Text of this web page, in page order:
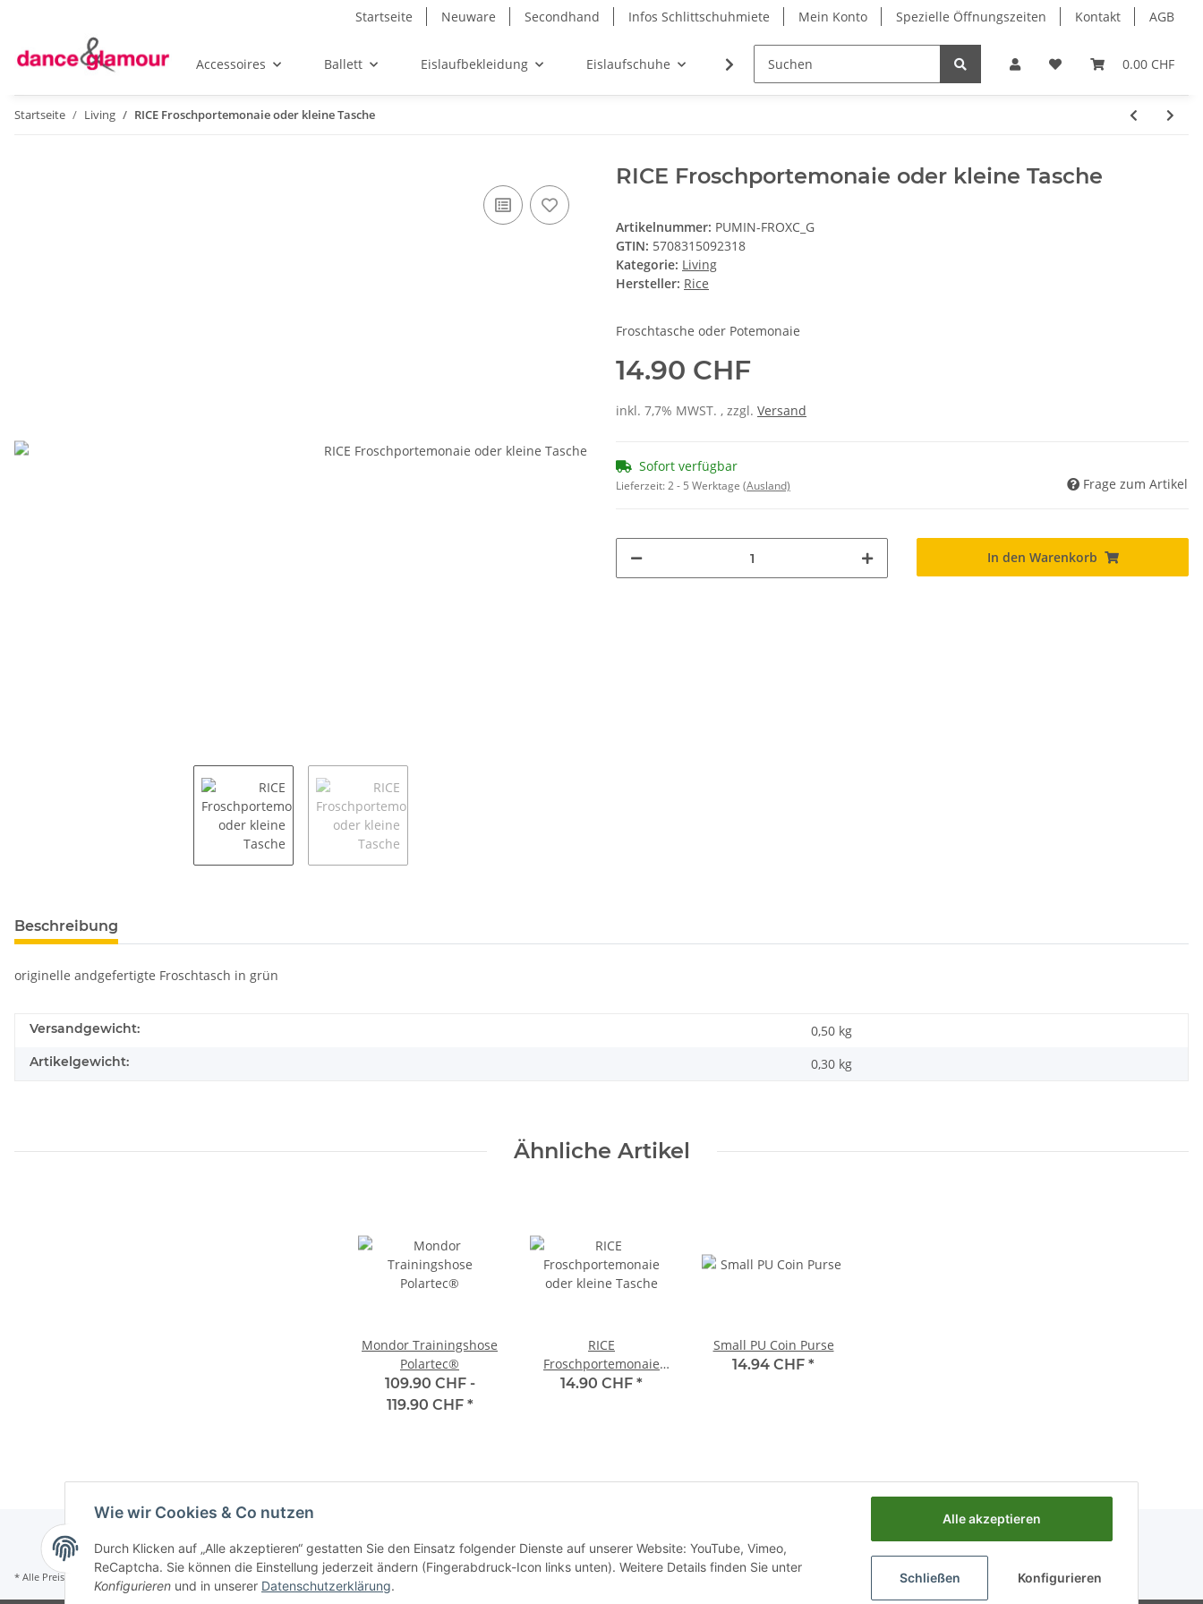
Startseite Neuware Secondhand Infos Schlittschuhmiete Mein Konto Spezielle Öffnungszeiten Kontakt AGB
0.00 CHF
Accessoires Ballett Eislaufbekleidung Eislaufschuhe Gutschein Living
Startseite Living RICE Froschportemonaie oder kleine Tasche
RICE Froschportemonaie oder kleine Tasche
Artikelnummer: PUMIN-FROXC_G
GTIN: 5708315092318
Kategorie: Living
Hersteller: Rice
Froschtasche oder Potemonaie
14.90 CHF
inkl. 7,7% MWST. , zzgl. Versand
Sofort verfügbar
Lieferzeit:2 - 5 Werktage (Ausland) Frage zum Artikel
In den Warenkorb
Beschreibung
originelle andgefertigte Froschtasch in grün
Versandgewicht: 0,50 kg
Artikelgewicht: 0,30 kg
Ähnliche Artikel
Mondor Trainingshose
Polartec®
109.90 CHF -
119.90 CHF *
RICE
Froschportemonaie
oder kleine Tasche
14.90 CHF *
Small PU Coin Purse
14.94 CHF *
* Alle Preise inkl. gesetzlicher MWST, zzgl.
Wie wir Cookies & Co nutzen
Durch Klicken auf „Alle akzeptieren“ gestatten Sie den Einsatz folgender Dienste auf unserer Website: YouTube, Vimeo,
ReCaptcha. Sie können die Einstellung jederzeit ändern (Fingerabdruck-Icon links unten). Weitere Details finden Sie unter
Konfigurieren und in unserer Datenschutzerklärung.
Alle akzeptieren
Schließen Konfigurieren